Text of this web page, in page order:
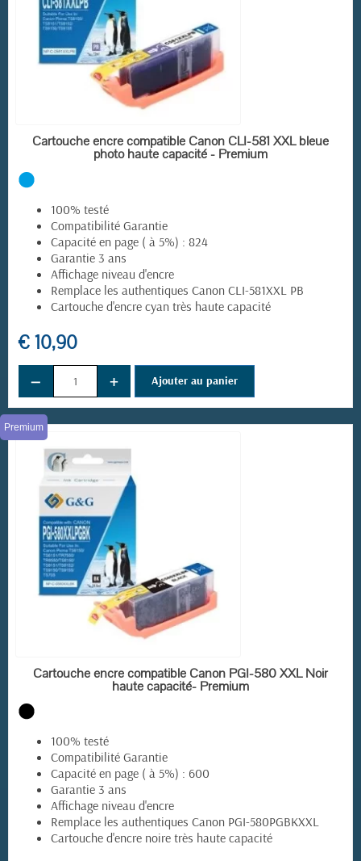
EN STOCK
Cartouche encre compatible Canon CLI-581 XXL bleue
photo haute capacité - Premium
100% testé
Compatibilité Garantie
Capacité en page ( à 5%) : 824
Garantie 3 ans
Affichage niveau d'encre
Remplace les authentiques Canon CLI-581XXL PB
Cartouche d'encre cyan très haute capacité
€ 10,90
− + Ajouter au panier
EN STOCK
Premium
Cartouche encre compatible Canon PGI-580 XXL Noir
haute capacité- Premium
100% testé
Compatibilité Garantie
Capacité en page ( à 5%) : 600
Garantie 3 ans
Affichage niveau d'encre
Remplace les authentiques Canon PGI-580PGBKXXL
Cartouche d'encre noire très haute capacité